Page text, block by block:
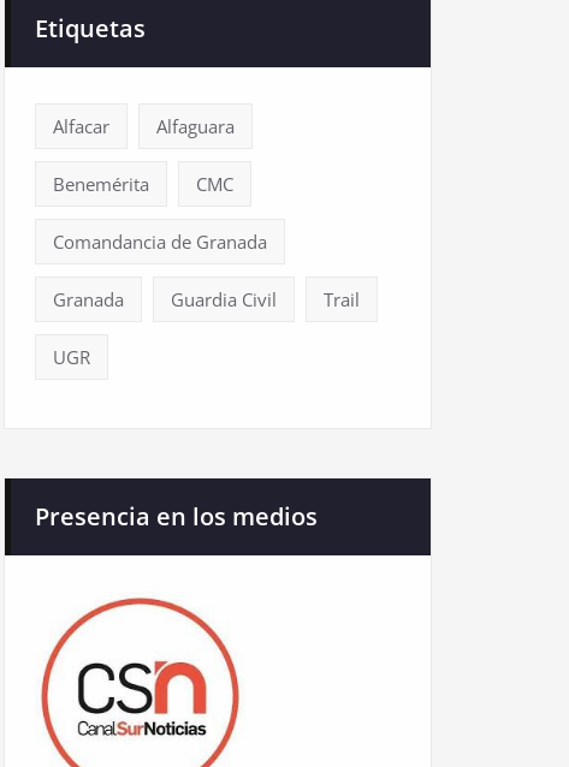
Etiquetas
Alfacar Alfaguara
Benemérita CMC
Comandancia de Granada
Granada Guardia Civil Trail
UGR
Presencia en los medios